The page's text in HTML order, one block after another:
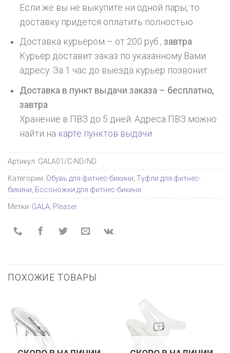
Если же вы не выкупите ни одной пары, то
доставку придется оплатить полностью
Доставка курьером – от 200 руб.,завтра
Курьер доставит заказ по указанному Вами
адресу. За 1 час до выезда курьер позвонит
Доставка в пункт выдачи заказа – бесплатно,
завтра
Хранение в ПВЗ до 5 дней. Адреса ПВЗ можно
найти на карте пунктов выдачи
Артикул: GALA01/C-ND/ND
Категории: Обувь для фитнес-бикини Туфли для фитнес-
бикини Босоножки для фитнес-бикини
Метки: GALA Pleaser
ПОХОЖИЕ ТОВАРЫ